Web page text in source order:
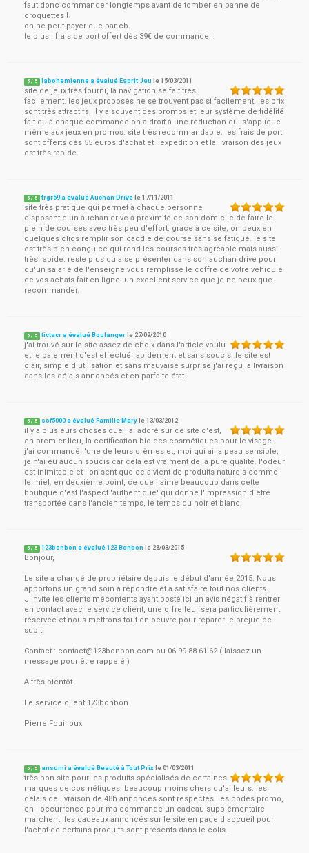
faut donc commander longtemps avant de tomber en panne de
croquettes !
on ne peut payer que par cb.
le plus : frais de port offert dès 39€ de commande !
5 / 5 labohemienne a évalué Esprit Jeu le15/03/2011
site de jeux très fourni, la navigation se fait très
facilement. les jeux proposés ne se trouvent pas si facilement. les prix
sont très attractifs, il y a souvent des promos et leur système de fidélité
fait qu'à chaque commande on a droit à une réduction qui s'applique
même aux jeux en promos. site très recommandable. les frais de port
sont offerts dès 55 euros d'achat et l'expedition et la livraison des jeux
est très rapide.
5 / 5 frgr59 a évalué Auchan Drive le17/11/2011
site très pratique qui permet à chaque personne
disposant d'un auchan drive à proximité de son domicile de faire le
plein de courses avec très peu d'effort. grace à ce site, on peux en
quelques clics remplir son caddie de course sans se fatigué. le site
est très bien conçu ce qui rend les courses très agréable mais aussi
très rapide. reste plus qu'a se présenter dans son auchan drive pour
qu'un salarié de l'enseigne vous remplisse le coffre de votre véhicule
de vos achats fait en ligne. un excellent service que je ne peux que
recommander.
5 / 5 tictacr a évalué Boulanger le 27/09/2010
j'ai trouvé sur le site assez de choix dans l'article voulu
et le paiement c'est effectué rapidement et sans soucis. le site est
clair, simple d'utilisation et sans mauvaise surprise.j'ai reçu la livraison
dans les délais annoncés et en parfaite état.
5 / 5 sof5000 a évalué Famille Mary le13/03/2012
il y a plusieurs choses que j'ai adoré sur ce site c'est,
en premier lieu, la certification bio des cosmétiques pour le visage.
j'ai commandé l'une de leurs crèmes et, moi qui ai la peau sensible,
je n'ai eu aucun soucis car cela est vraiment de la pure qualité. l'odeur
est inimitable et l'on sent que cela vient de produits naturels comme
le miel. en deuxième point, ce que j'aime beaucoup dans cette
boutique c'est l'aspect 'authentique' qui donne l'impression d'être
transportée dans l'ancien temps, le temps du noir et blanc.
5 / 5 123bonbon a évalué 123 Bonbon le 28/03/2015
Bonjour,
Le site a changé de propriétaire depuis le début d'année 2015. Nous
apportons un grand soin à répondre et a satisfaire tout nos clients.
J'invite les clients mécontents ayant posté ici un avis négatif à rentrer
en contact avec le service client, une offre leur sera particulièrement
réservée et nous mettrons tout en oeuvre pour réparer le préjudice
subit.
Contact : contact@123bonbon.com ou 06 99 88 61 62 ( laissez un
message pour être rappelé )
A très bientôt
Le service client 123bonbon
Pierre Fouilloux
5 / 5 ansumi a évalué Beauté à Tout Prix le01/03/2011
très bon site pour les produits spécialisés de certaines
marques de cosmétiques, beaucoup moins chers qu'ailleurs. les
délais de livraison de 48h annoncés sont respectés. les codes promo,
en l'occurrence pour ma commande un cadeau supplémentaire
marchent. les cadeaux annoncés sur le site en page d'accueil pour
l'achat de certains produits sont présents dans le colis.